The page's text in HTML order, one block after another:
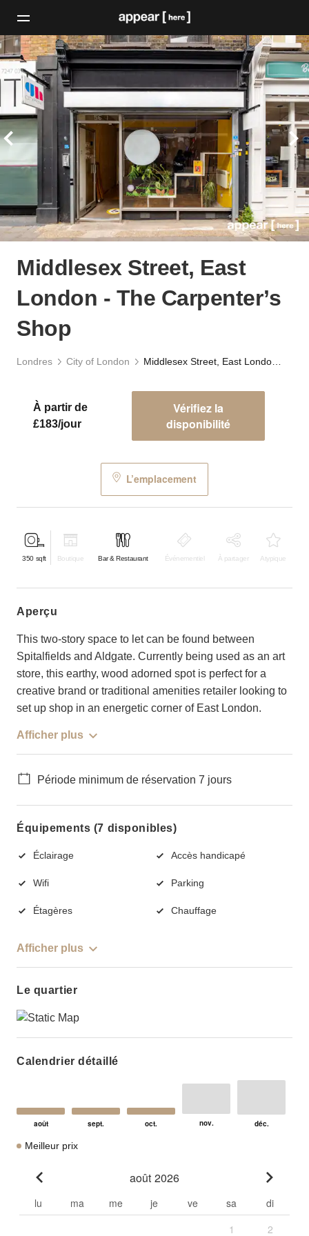
Middlesex Street, East
London - The Carpenter’s
Shop
Londres City of London
À partir de
£183/jour
Vérifiez la
disponibilité
L’emplacement
350 sqft Boutique Bar & Restaurant Événementiel À partager Atypique
aperçu
This two-story space to let can be found between
Spitalfields and Aldgate. Currently being used as an art
store, this earthy, wood adorned spot is perfect for a
creative brand or traditional amenities retailer looking to
set up shop in an energetic corner of East London.
Afficher plus
Période minimum de réservation 7 jours
Équipements (7 disponibles)
Éclairage Accès handicapé
Wifi Parking
Étagères Chauffage
Afficher plus
Le quartier
Calendrier détaillé
Meilleur prix
août 2026
lu ma me je ve sa
di
1
2